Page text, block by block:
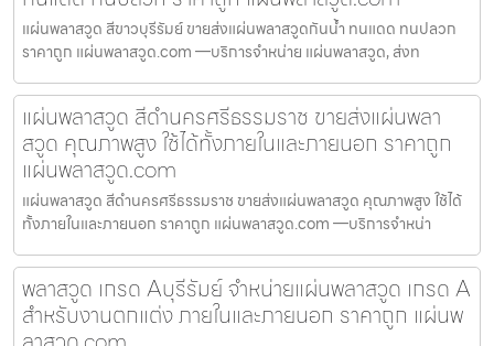
แผ่นพลาสวูด สีขาวบุรีรัมย์ ขายส่งแผ่นพลาสวูดกันน้ำ ทนแดด ทนปลวก
ราคาถูก แผ่นพลาสวูด.com —บริการจำหน่าย แผ่นพลาสวูด, ส่งท
แผ่นพลาสวูด สีดำนครศรีธรรมราช ขายส่งแผ่นพลา
สวูด คุณภาพสูง ใช้ได้ทั้งภายในและภายนอก ราคาถูก
แผ่นพลาสวูด.com
แผ่นพลาสวูด สีดำนครศรีธรรมราช ขายส่งแผ่นพลาสวูด คุณภาพสูง ใช้ได้
ทั้งภายในและภายนอก ราคาถูก แผ่นพลาสวูด.com —บริการจำหน่า
พลาสวูด เกรด Aบุรีรัมย์ จำหน่ายแผ่นพลาสวูด เกรด A
สำหรับงานตกแต่ง ภายในและภายนอก ราคาถูก แผ่นพ